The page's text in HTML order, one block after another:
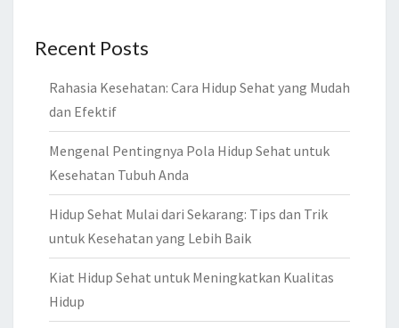
Recent Posts
Rahasia Kesehatan: Cara Hidup Sehat yang Mudah
dan Efektif
Mengenal Pentingnya Pola Hidup Sehat untuk
Kesehatan Tubuh Anda
Hidup Sehat Mulai dari Sekarang: Tips dan Trik
untuk Kesehatan yang Lebih Baik
Kiat Hidup Sehat untuk Meningkatkan Kualitas
Hidup